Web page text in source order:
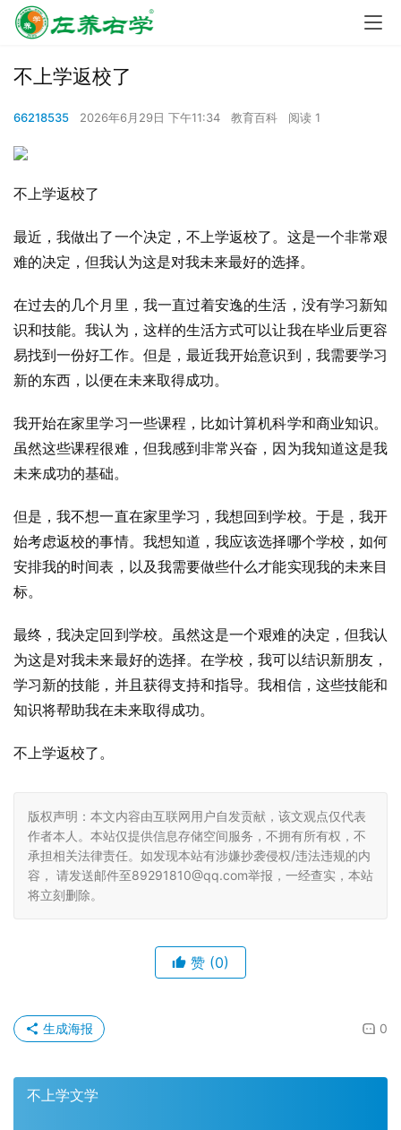
不上学返校了
66218535 2026年6月29日 下午11:34 教育百科 阅读 1
不上学返校了
最近，我做出了一个决定，不上学返校了。这是一个非常艰
难的决定，但我认为这是对我未来最好的选择。
在过去的几个月里，我一直过着安逸的生活，没有学习新知
识和技能。我认为，这样的生活方式可以让我在毕业后更容
易找到一份好工作。但是，最近我开始意识到，我需要学习
新的东西，以便在未来取得成功。
我开始在家里学习一些课程，比如计算机科学和商业知识。
虽然这些课程很难，但我感到非常兴奋，因为我知道这是我
未来成功的基础。
但是，我不想一直在家里学习，我想回到学校。于是，我开
始考虑返校的事情。我想知道，我应该选择哪个学校，如何
安排我的时间表，以及我需要做些什么才能实现我的未来目
标。
最终，我决定回到学校。虽然这是一个艰难的决定，但我认
为这是对我未来最好的选择。在学校，我可以结识新朋友，
学习新的技能，并且获得支持和指导。我相信，这些技能和
知识将帮助我在未来取得成功。
不上学返校了。
版权声明：本文内容由互联网用户自发贡献，该文观点仅代表
作者本人。本站仅提供信息存储空间服务，不拥有所有权，不
承担相关法律责任。如发现本站有涉嫌抄袭侵权/违法违规的内
容， 请发送邮件至89291810@qq.com举报，一经查实，本站
将立刻删除。
赞 (0)
0
生成海报
不上学文学